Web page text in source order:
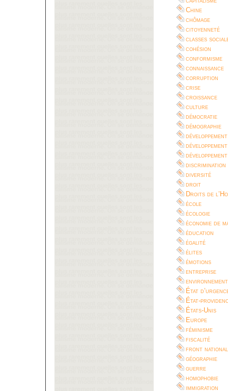
Chine
chômage
citoyenneté
classes
cohésion
conformisme
connaissance
corruption
crise
croissance
culture
démocratie
démographie
développement
discrimination
diversité
droit
Droits de
école
écologie
économie de
éducation
égalité
élites
émotions
entreprise
environnement
État
État-
États-Unis
Europe
féminisme
fiscalité
front national
géographie
guerre
homophobie
immigration